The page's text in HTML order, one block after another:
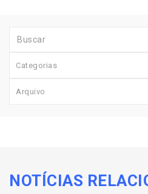
Categorias
Arquivo
NOTÍCIAS